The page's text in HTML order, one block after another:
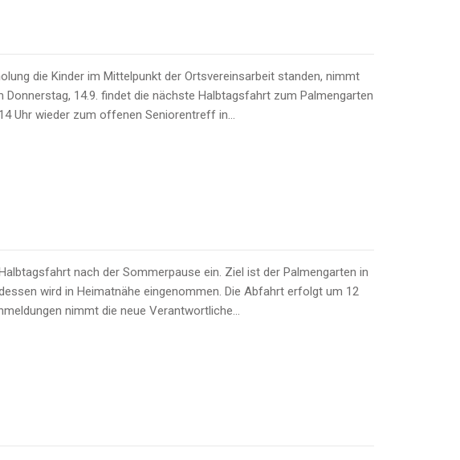
die Kinder im Mittelpunkt der Ortsvereinsarbeit standen, nimmt
14.9. findet die nächste Halbtagsfahrt zum Palmengarten
Uhr wieder zum offenen Seniorentreff in…
nach der Sommerpause ein. Ziel ist der Palmengarten in
wird in Heimatnähe eingenommen. Die Abfahrt erfolgt um 12
nimmt die neue Verantwortliche…